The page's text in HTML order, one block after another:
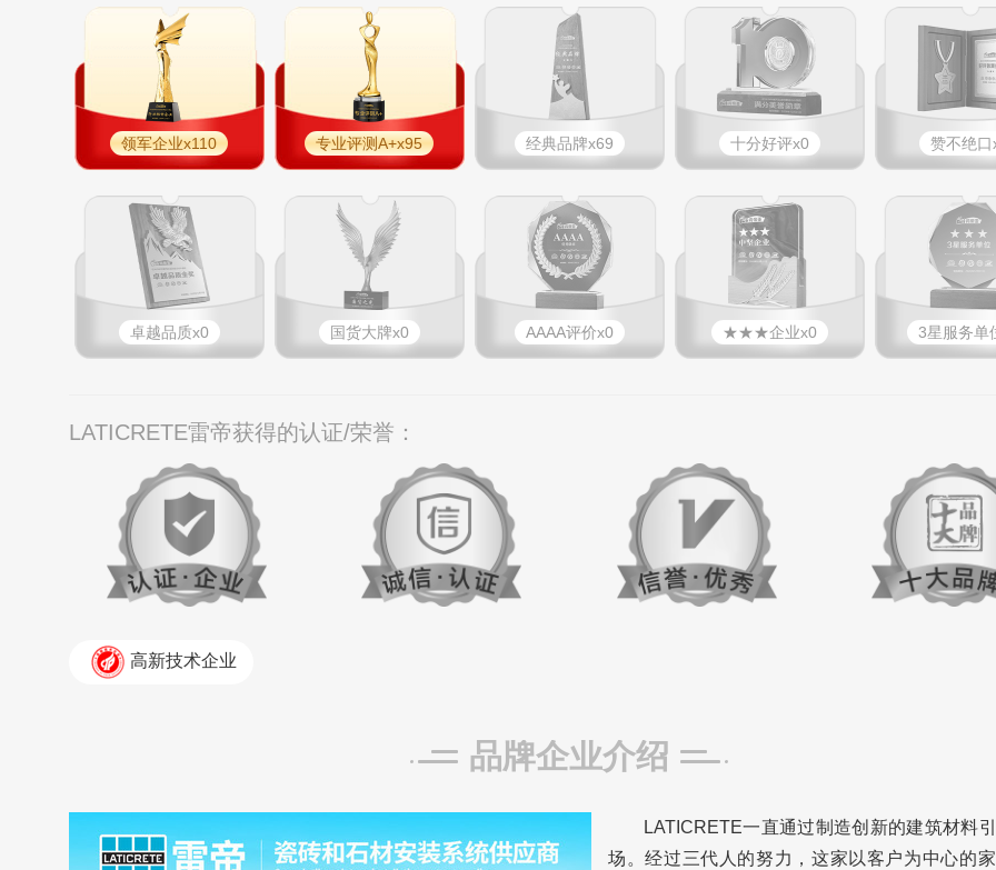
领军企业x110 专业评测A+x95 经典品牌x69 十分好评x0 赞不绝口
卓越品质x0 国货大牌x0 AAAA评价x0 ★★★企业x0 3星服务单
LATICRETE雷帝获得的认证/荣誉：
高新技术企业
品牌企业介绍
LATICRETE一直通过制造创新的建筑材料
场。经过三代人的努力，这家以客户为中心的